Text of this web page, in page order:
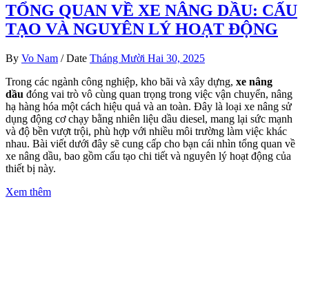
TỔNG QUAN VỀ XE NÂNG DẦU: CẤU
TẠO VÀ NGUYÊN LÝ HOẠT ĐỘNG
By Vo Nam / Date Tháng Mười Hai 30, 2025
Trong các ngành công nghiệp, kho bãi và xây dựng, xe nâng
dầu đóng vai trò vô cùng quan trọng trong việc vận chuyển, nâng
hạ hàng hóa một cách hiệu quả và an toàn. Đây là loại xe nâng sử
dụng động cơ chạy bằng nhiên liệu dầu diesel, mang lại sức mạnh
và độ bền vượt trội, phù hợp với nhiều môi trường làm việc khác
nhau. Bài viết dưới đây sẽ cung cấp cho bạn cái nhìn tổng quan về
xe nâng dầu, bao gồm cấu tạo chi tiết và nguyên lý hoạt động của
thiết bị này.
Xem thêm